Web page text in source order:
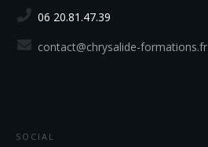
06 20.81.47.39
contact@chrysalide-formations.fr
SOCIAL